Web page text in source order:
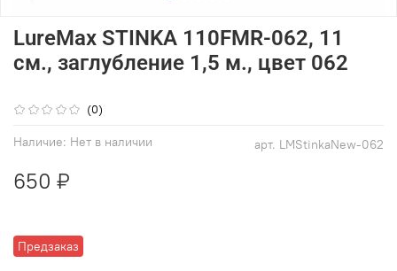
(0)
арт. LMStinkaNew-062
Наличие: Нет в наличии
Предзаказ
LureMax STINKA 110FMR-062, 11
см., заглубление 1,5 м., цвет 062
650 ₽